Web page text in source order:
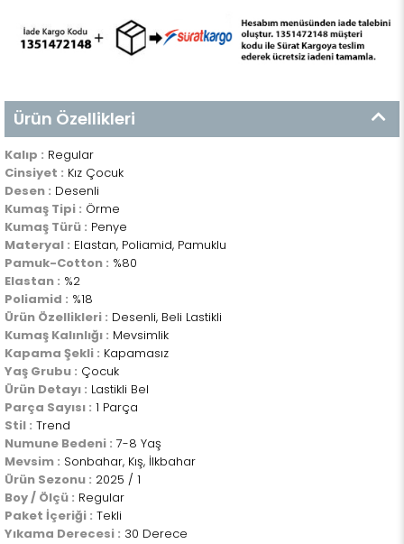
Ürün Özellikleri
Kalıp : Regular
Cinsiyet : Kız Çocuk
Desen : Desenli
Kumaş Tipi : Örme
Kumaş Türü : Penye
Materyal : Elastan, Poliamid, Pamuklu
Pamuk-Cotton : %80
Elastan : %2
Poliamid : %18
Ürün Özellikleri : Desenli, Beli Lastikli
Kumaş Kalınlığı : Mevsimlik
Kapama Şekli : Kapamasız
Yaş Grubu : Çocuk
Ürün Detayı : Lastikli Bel
Parça Sayısı : 1 Parça
Stil : Trend
Numune Bedeni : 7-8 Yaş
Mevsim : Sonbahar, Kış, İlkbahar
Ürün Sezonu : 2025 / 1
Boy / Ölçü : Regular
Paket İçeriği : Tekli
Yıkama Derecesi : 30 Derece